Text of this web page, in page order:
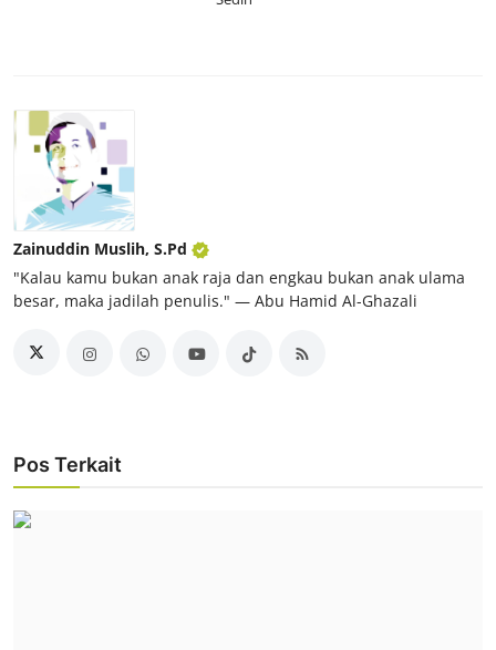
Zainuddin Muslih, S.Pd
"Kalau kamu bukan anak raja dan engkau bukan anak ulama
besar, maka jadilah penulis." ― Abu Hamid Al-Ghazali
Pos Terkait